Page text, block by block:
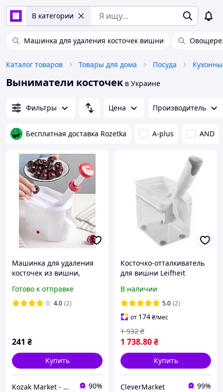
В категории
Машинка для удаления косточек вишни
Каталог товаров Товары для дома Посуда
Выниматели косточек в Украине
Фильтры Цена Производитель
Бесплатная доставка Rozetka A-plus AND
Машинка для удаления
косточек из вишни,
Топ продаж
Готово к отправке
4.0 (2)
241 ₴
Купить
Kozak Market - Магазин техники и аксессуаров 90%
Косточко-отталкиватель
для вишни Leifheit
В наличии
5.0 (2)
от 174₴/мес
1 738.80₴
1 932 ₴
Купить
CleverMarket 99%